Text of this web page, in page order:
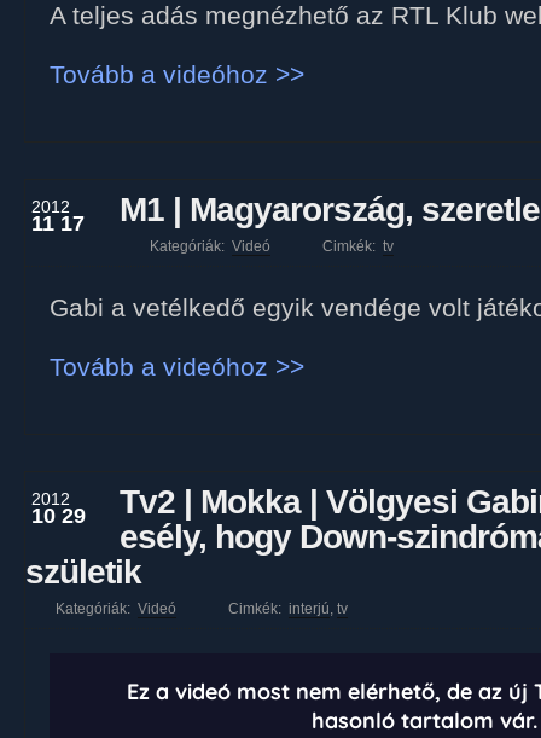
A teljes adás megnézhető az RTL Klub
Tovább a videóhoz >>
2012
11 17 M1 | Magyarország,
Kategóriák: Videó Cimkék: tv
Gabi a vetélkedő egyik vendége volt
Tovább a videóhoz >>
2012
10 29
Tv2 | Mokka | Völgyesi
esély, hogy Down-
születik
Kategóriák: Videó Cimkék: interjú, tv